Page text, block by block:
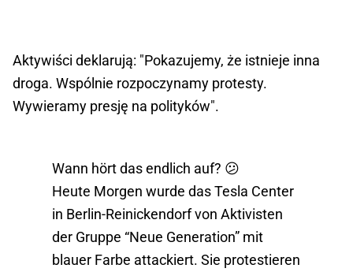
Aktywiści deklarują: "Pokazujemy, że istnieje inna
droga. Wspólnie rozpoczynamy protesty.
Wywieramy presję na polityków".
Wann hört das endlich auf? 😕
Heute Morgen wurde das Tesla Center
in Berlin-Reinickendorf von Aktivisten
der Gruppe “Neue Generation” mit
blauer Farbe attackiert. Sie protestieren